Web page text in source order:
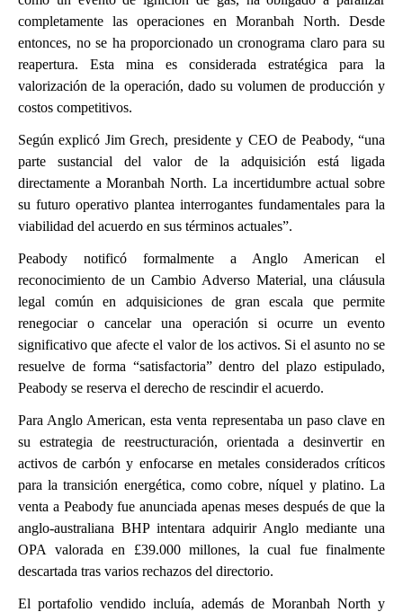
completamente las operaciones en Moranbah North. Desde
entonces, no se ha proporcionado un cronograma claro para su
reapertura. Esta mina es considerada estratégica para la
valorización de la operación, dado su volumen de producción y
costos competitivos.
Según explicó Jim Grech, presidente y CEO de Peabody, “una
parte sustancial del valor de la adquisición está ligada
directamente a Moranbah North. La incertidumbre actual sobre
su futuro operativo plantea interrogantes fundamentales para la
viabilidad del acuerdo en sus términos actuales”.
Peabody notificó formalmente a Anglo American el
reconocimiento de un Cambio Adverso Material, una cláusula
legal común en adquisiciones de gran escala que permite
renegociar o cancelar una operación si ocurre un evento
significativo que afecte el valor de los activos. Si el asunto no se
resuelve de forma “satisfactoria” dentro del plazo estipulado,
Peabody se reserva el derecho de rescindir el acuerdo.
Para Anglo American, esta venta representaba un paso clave en
su estrategia de reestructuración, orientada a desinvertir en
activos de carbón y enfocarse en metales considerados críticos
para la transición energética, como cobre, níquel y platino. La
venta a Peabody fue anunciada apenas meses después de que la
anglo-australiana BHP intentara adquirir Anglo mediante una
OPA valorada en £39.000 millones, la cual fue finalmente
descartada tras varios rechazos del directorio.
El portafolio vendido incluía, además de Moranbah North y